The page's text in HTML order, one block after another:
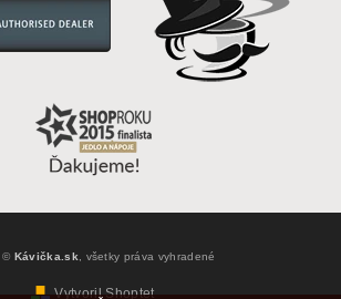
© Kávička.sk , všetky práva vyhradené
Vytvoril Shoptet